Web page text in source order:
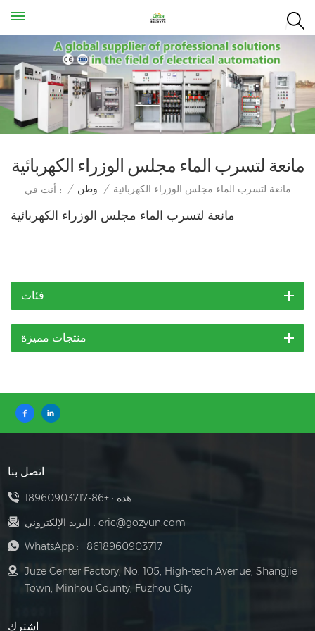
مانعة لتسرب الماء مجلس الوزراء الكهربائية
أنت في : / وطن / مانعة لتسرب الماء مجلس الوزراء الكهربائية
مانعة لتسرب الماء مجلس الوزراء الكهربائية
فئات
منتجات مميزة
اتصل بنا
هذه :+86-18960903717
البريد الإلكتروني : eric@gozyun.com
WhatsApp : +8618960903717
Juze Center Factory, No. 105, High-tech Avenue, Shangjie
Town, Minhou County, Fuzhou City
اشترك